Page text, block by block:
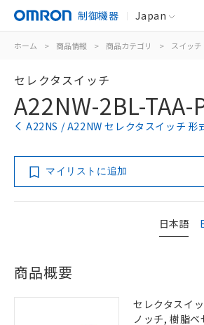
制御機器 Japan
ホーム > 商品情報 > 商品カテゴリ > スイッチ
セレクタスイッチ
A22NW-2BL-TAA-
A22NS / A22NW セレクタスイッチ 形
マイリストに追加
日本語
商品概要
セレクタスイ
ノッチ, 樹脂